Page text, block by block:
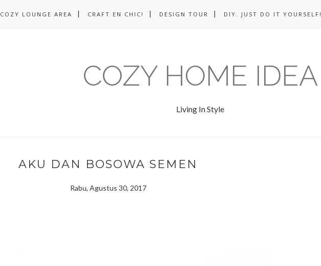
COZY LOUNGE AREA CRAFT EN CHIC! DESIGN TOUR DIY. JUST DO IT YOURSELF!
COZY HOME IDEA
Living In Style
AKU DAN BOSOWA SEMEN
Rabu, Agustus 30, 2017